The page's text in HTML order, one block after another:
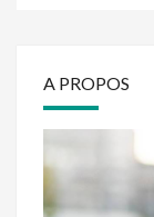
A PROPOS